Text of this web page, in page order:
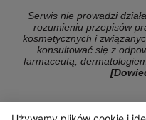
Serwis nie prowadzi
rozumieniu przepisów
kosmetycznych i
konsultować się z
farmaceutą,